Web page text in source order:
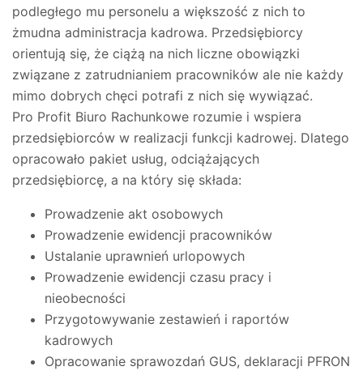
podległego mu personelu a większość z nich to
żmudna administracja kadrowa. Przedsiębiorcy
orientują się, że ciążą na nich liczne obowiązki
związane z zatrudnianiem pracowników ale nie każdy
mimo dobrych chęci potrafi z nich się wywiązać.
Pro Profit Biuro Rachunkowe rozumie i wspiera
przedsiębiorców w realizacji funkcji kadrowej. Dlatego
opracowało pakiet usług, odciążających
przedsiębiorcę, a na który się składa:
Prowadzenie akt osobowych
Prowadzenie ewidencji pracowników
Ustalanie uprawnień urlopowych
Prowadzenie ewidencji czasu pracy i
nieobecności
Przygotowywanie zestawień i raportów
kadrowych
Opracowanie sprawozdań GUS, deklaracji PFRON